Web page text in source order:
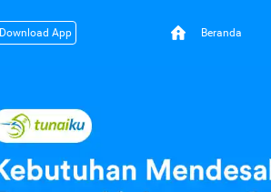
Download App Beranda